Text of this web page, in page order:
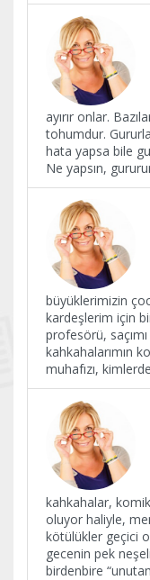
ayırır onlar.
tohumdur.
hata yapsa bile
Ne yapsın,
büyüklerimizin
kardeşlerim için
profesörü,
kahkahalarımın
muhafızı,
kahkahalar,
oluyor haliyle,
kötülükler geçici
gecenin pek
birdenbire